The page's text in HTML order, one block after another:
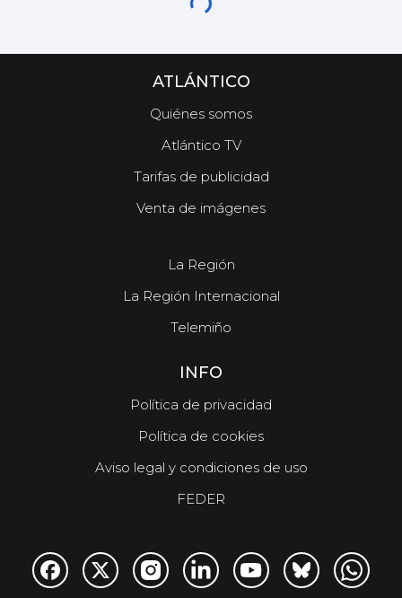
ATLÁNTICO
Quiénes somos
Atlántico TV
Tarifas de publicidad
Venta de imágenes
La Región
La Región Internacional
Telemiño
INFO
Política de privacidad
Política de cookies
Aviso legal y condiciones de uso
FEDER